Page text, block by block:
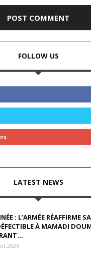
FOLLOW US
LATEST NEWS
: L’ARMÉE RÉAFFIRME
À MAMADI
2026